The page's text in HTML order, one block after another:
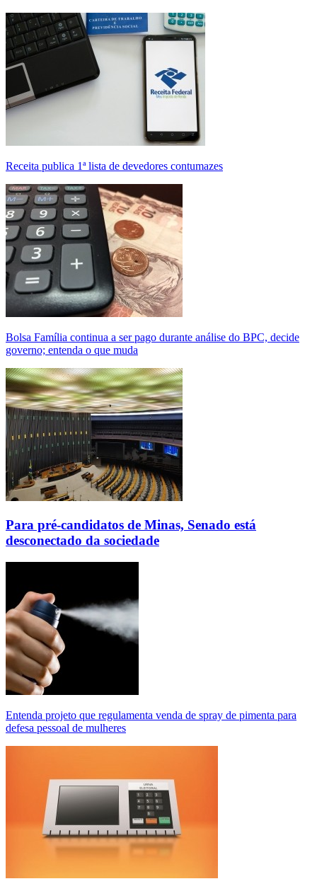
Receita publica 1ª lista de devedores contumazes
Bolsa Família continua a ser pago durante análise do BPC, decide
governo; entenda o que muda
Para pré-candidatos de Minas, Senado está
desconectado da sociedade
Entenda projeto que regulamenta venda de spray de pimenta para
defesa pessoal de mulheres